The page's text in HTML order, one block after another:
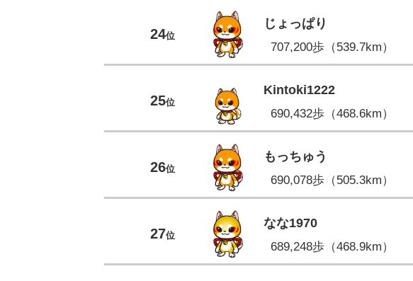
24位
じょっぱり
707,200歩（539.7km）
25位
Kintoki1222
690,432歩（468.6km）
26位
もっちゅう
690,078歩（505.3km）
27位
なな1970
689,248歩（468.9km）